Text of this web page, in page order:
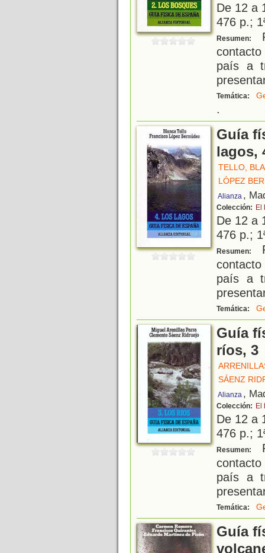
De 12 a
476 p.;
Resumen:
país a
Temática:
.
Guía
lagos,
TELLO,
LÓPEZ
Alianza ,
Colección: El
De 12 a
476 p.;
Resumen:
país a
Temática:
Guía
ríos, 3
SÁENZ
Alianza ,
Colección: El
De 12 a
476 p.;
Resumen:
país a
Temática:
Guía